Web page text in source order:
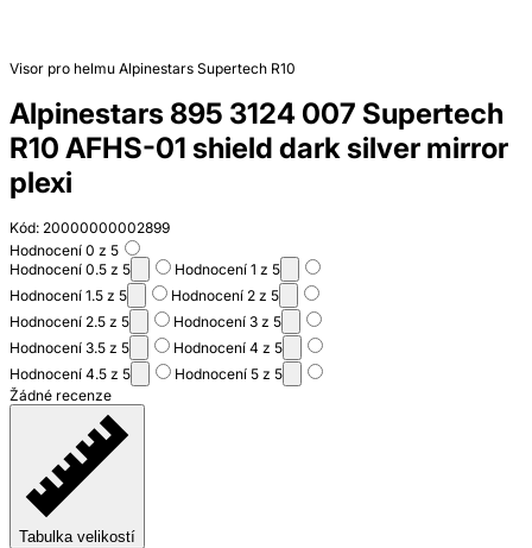
Visor pro helmu Alpinestars Supertech R10
Alpinestars 895 3124 007 Supertech
R10 AFHS-01 shield dark silver mirror
plexi
Kód: 20000000002899
Hodnocení 0 z 5
Hodnocení 0.5 z 5
Hodnocení 1 z 5
Hodnocení 1.5 z 5
Hodnocení 2 z 5
Hodnocení 2.5 z 5
Hodnocení 3 z 5
Hodnocení 3.5 z 5
Hodnocení 4 z 5
Hodnocení 4.5 z 5
Hodnocení 5 z 5
Žádné recenze
Tabulka velikostí